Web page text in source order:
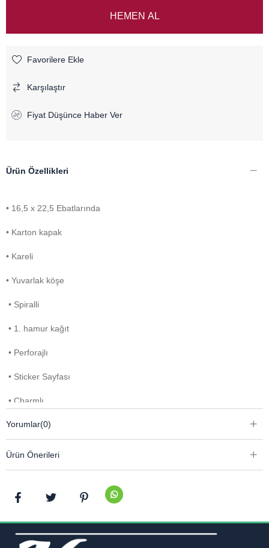
Favorilere Ekle
Karşılaştır
Fiyat Düşünce Haber Ver
Ürün Özellikleri
• 16,5 x 22,5 Ebatlarında
• Karton kapak
• Kareli
• Yuvarlak köşe
• Spiralli
• 1. hamur kağıt
• Perforajlı
• Sticker Sayfası
• Charmlı
Yorumlar(0)
Ürün Önerileri